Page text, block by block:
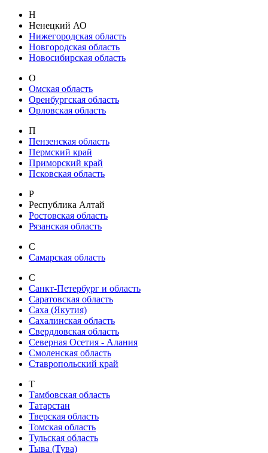
Н
Ненецкий АО
Нижегородская область
Новгородская область
Новосибирская область
О
Омская область
Оренбургская область
Орловская область
П
Пензенская область
Пермский край
Приморский край
Псковская область
Р
Республика Алтай
Ростовская область
Рязанская область
С
Самарская область
С
Санкт-Петербург и область
Саратовская область
Саха (Якутия)
Сахалинская область
Свердловская область
Северная Осетия - Алания
Смоленская область
Ставропольский край
Т
Тамбовская область
Татарстан
Тверская область
Томская область
Тульская область
Тыва (Тува)